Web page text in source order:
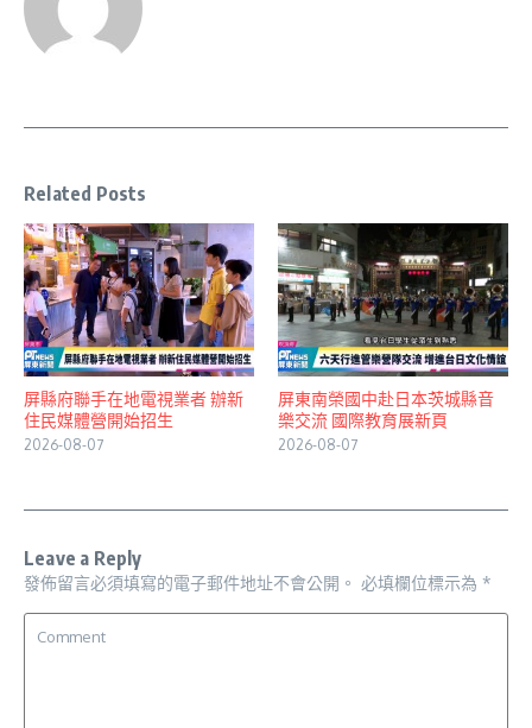
Related Posts
屏縣府聯手在地電視業者 辦新
住民媒體營開始招生
2026-08-07
屏東南榮國中赴日本茨城縣音
樂交流 國際教育展新頁
2026-08-07
Leave a Reply
發佈留言必須填寫的電子郵件地址不會公開。 必填欄位標示為 *